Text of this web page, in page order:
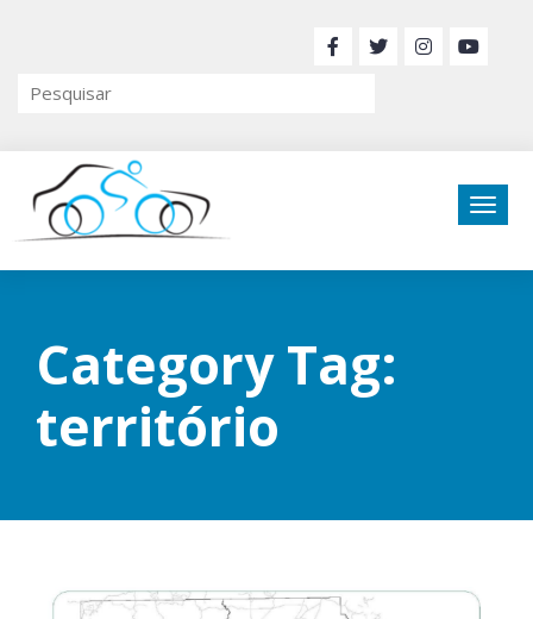
Category Tag:
território